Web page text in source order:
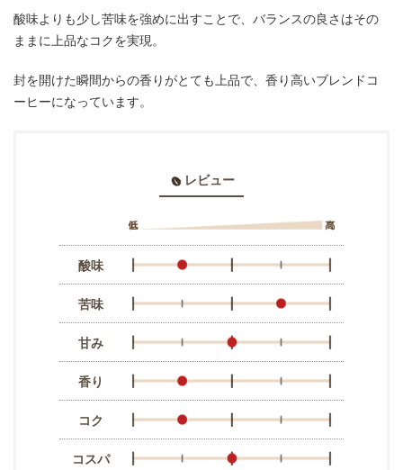
酸味よりも少し苦味を強めに出すことで、バランスの良さはその
ままに上品なコクを実現。
封を開けた瞬間からの香りがとても上品で、香り高いブレンドコ
ーヒーになっています。
レビュー
酸味
苦味
甘み
香り
コク
コスパ